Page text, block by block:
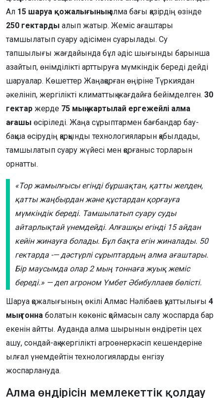
Ал 15 шаруа қожалығыныңалма бағы қазірдің өзінде
250 гектарды алып жатыр. Жеміс ағаштары
тамшылатып суару әдісімен суарылады. Су
тапшылығы жағдайында бұл әдіс шығынды барынша
азайтып, өнімділікті арттыруға мүмкіндік береді дейді
шаруалар. Көшеттер Жаңақорған өңіріне Түркиядан
әкелініп, жергілікті климаттық жағдайға бейімделген. 30
гектар жерде 75 мың жартылай ергежейлі алма
ағашы өсіріледі. Жаңа сұрыптармен бағбандар бау-
бақша өсірудің қарқынды технологияларын қабылдады,
тамшылатып суару жүйесі мен қорғаныс торларын
орнатты.
«Тор жамылғысы егінді бұршақтан, қатты желден,
қатты жаңбырдан және құстардан қорғауға
мүмкіндік береді. Тамшылатып суару суды
айтарлықтай үнемдейді. Алғашқы егінді 15 айдан
кейін жинауға болады. Бұл бақта егін жиналады. 50
гектарда -— дәстүрлі сұрыптардың алма ағаштары.
Бір маусымда олар 2 мың тоннаға жуық жеміс
береді.» — деп агроном Үмбет Әбибуллаев бөлісті.
Шаруа қожалығының өкілі Алмас Нәлібаев қуаттылығы 4
мың тонна болатын көкөніс қоймасын салу жоспарда бар
екенін айтты. Ауданда алма шырынын өндіретін цех
ашу, сондай-ақ жергілікті агроөнеркәсіп кешендеріне
ылғал үнемдейтін технологияларды енгізу
жоспарлануда.
Алма өндірісін мемлекеттік қолдау